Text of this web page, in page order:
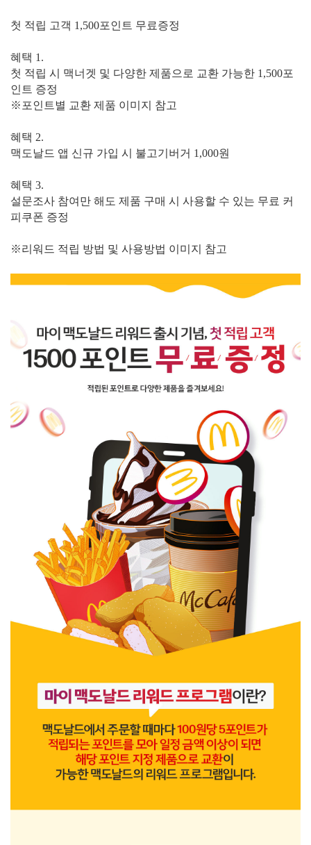
첫 적립 고객 1,500포인트 무료증정
혜택 1.
첫 적립 시 맥너겟 및 다양한 제품으로 교환 가능한 1,500포
인트 증정
※포인트별 교환 제품 이미지 참고
혜택 2.
맥도날드 앱 신규 가입 시 불고기버거 1,000원
혜택 3.
설문조사 참여만 해도 제품 구매 시 사용할 수 있는 무료 커
피쿠폰 증정
※리워드 적립 방법 및 사용방법 이미지 참고